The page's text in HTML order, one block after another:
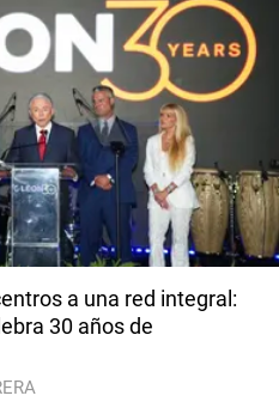
a una red integral:
30 años de